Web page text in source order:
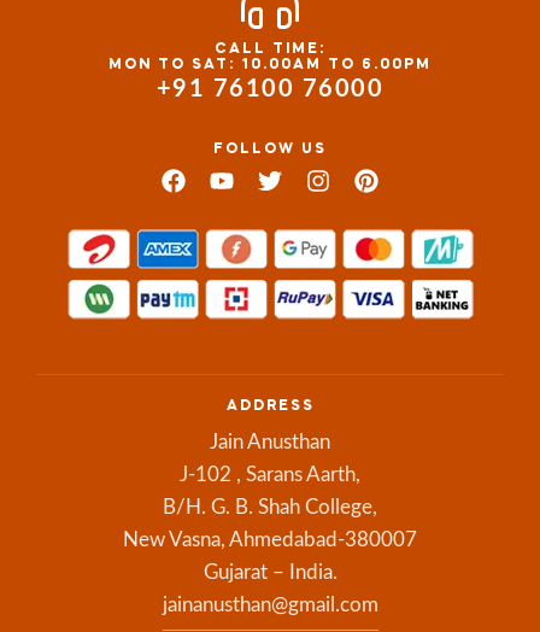
CALL TIME:
MON TO SAT: 10.00AM TO 6.00PM
+91 76100 76000
FOLLOW US
ADDRESS
Jain Anusthan
J-102 , Sarans Aarth,
B/H. G. B. Shah College,
New Vasna, Ahmedabad-380007
Gujarat – India.
jainanusthan@gmail.com